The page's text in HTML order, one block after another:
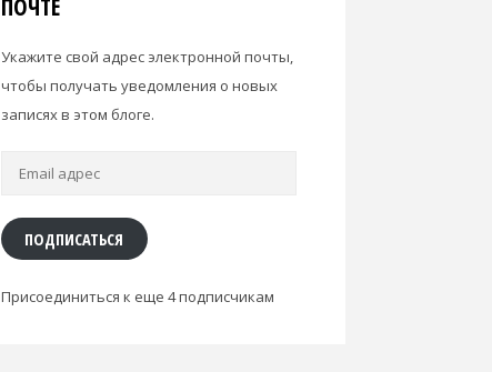
ПОЧТЕ
Укажите свой адрес электронной почты,
чтобы получать уведомления о новых
записях в этом блоге.
Email
ПОДПИСАТЬСЯ
Присоединиться к еще 4 подписчикам